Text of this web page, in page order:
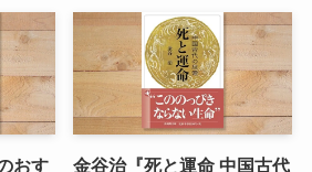
仏跡紀行
～ガンジス川の聖地を訪ねて
おす
金谷治『死と運命 中国古代